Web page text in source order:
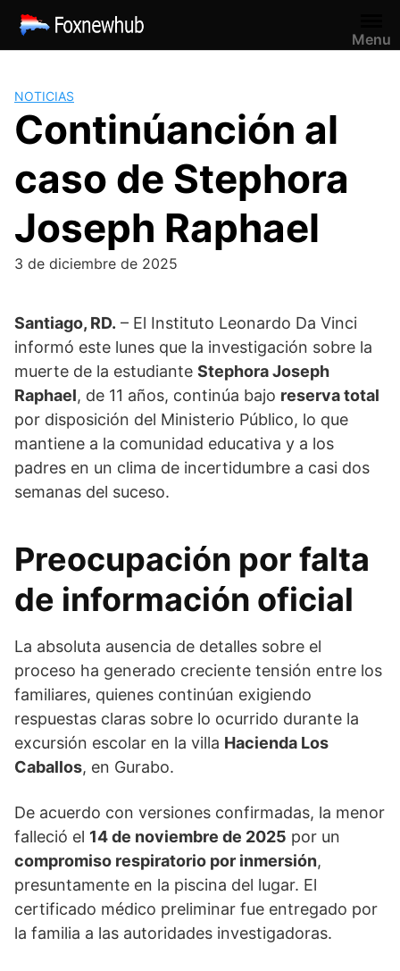
Saltar
contenido
Menu
NOTICIAS
Continúanción al
caso de Stephora
Joseph Raphael
3 de diciembre de 2025
Santiago, RD. – El Instituto Leonardo Da Vinci
informó este lunes que la investigación sobre la
muerte de la estudiante Stephora Joseph
Raphael, de 11 años, continúa bajo reserva total
por disposición del Ministerio Público, lo que
mantiene a la comunidad educativa y a los
padres en un clima de incertidumbre a casi dos
semanas del suceso.
Preocupación por falta
de información oficial
La absoluta ausencia de detalles sobre el
proceso ha generado creciente tensión entre los
familiares, quienes continúan exigiendo
respuestas claras sobre lo ocurrido durante la
excursión escolar en la villa Hacienda Los
Caballos, en Gurabo.
De acuerdo con versiones confirmadas, la menor
falleció el 14 de noviembre de 2025 por un
compromiso respiratorio por inmersión,
presuntamente en la piscina del lugar. El
certificado médico preliminar fue entregado por
la familia a las autoridades investigadoras.